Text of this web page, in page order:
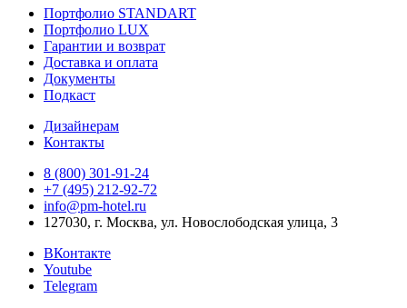
Портфолио STANDART
Портфолио LUX
Гарантии и возврат
Доставка и оплата
Документы
Подкаст
Дизайнерам
Контакты
8 (800) 301‑91‑24
+7 (495) 212‑92‑72
info@pm-hotel.ru
127030, г. Москва, ул. Новослободская улица, 3
ВКонтакте
Youtube
Telegram